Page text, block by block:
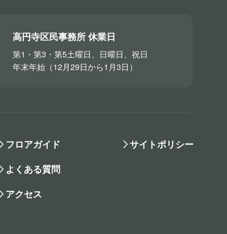
高円寺区民事務所 休業日
第1・第3・第5土曜日、日曜日、祝日
年末年始（12月29日から1月3日）
フロアガイド
よくある質問
アクセス
サイトポリシー